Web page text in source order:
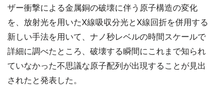
ザー衝撃による金属銅の破壊に伴う原子構造の変化
を、放射光を用いたX線吸収分光とX線回折を併用する
新しい手法を用いて、ナノ秒レベルの時間スケールで
詳細に調べたところ、破壊する瞬間にこれまで知られ
ていなかった不思議な原子配列が出現することが見出
されたと発表した。